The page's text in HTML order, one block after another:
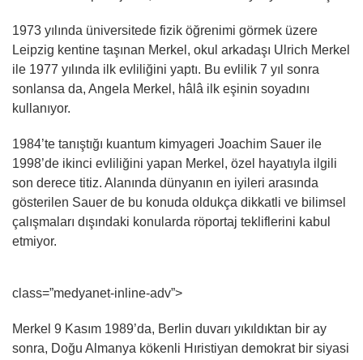
1973 yılında üniversitede fizik öğrenimi görmek üzere
Leipzig kentine taşınan Merkel, okul arkadaşı Ulrich Merkel
ile 1977 yılında ilk evliliğini yaptı. Bu evlilik 7 yıl sonra
sonlansa da, Angela Merkel, hâlâ ilk eşinin soyadını
kullanıyor.
1984’te tanıştığı kuantum kimyageri Joachim Sauer ile
1998’de ikinci evliliğini yapan Merkel, özel hayatıyla ilgili
son derece titiz. Alanında dünyanın en iyileri arasında
gösterilen Sauer de bu konuda oldukça dikkatli ve bilimsel
çalışmaları dışındaki konularda röportaj tekliflerini kabul
etmiyor.
class=”medyanet-inline-adv”>
Merkel 9 Kasım 1989’da, Berlin duvarı yıkıldıktan bir ay
sonra, Doğu Almanya kökenli Hıristiyan demokrat bir siyasi